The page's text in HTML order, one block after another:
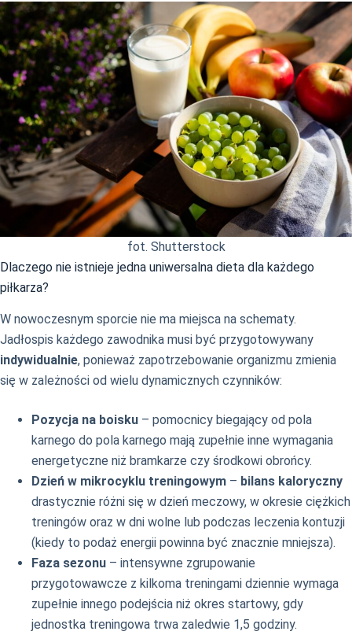
fot. Shutterstock
Dlaczego nie istnieje jedna uniwersalna dieta dla każdego
piłkarza?
W nowoczesnym sporcie nie ma miejsca na schematy.
Jadłospis każdego zawodnika musi być przygotowywany
indywidualnie, ponieważ zapotrzebowanie organizmu zmienia
się w zależności od wielu dynamicznych czynników:
Pozycja na boisku – pomocnicy biegający od pola
karnego do pola karnego mają zupełnie inne wymagania
energetyczne niż bramkarze czy środkowi obrońcy.
Dzień w mikrocyklu treningowym – bilans kaloryczny
drastycznie różni się w dzień meczowy, w okresie ciężkich
treningów oraz w dni wolne lub podczas leczenia kontuzji
(kiedy to podaż energii powinna być znacznie mniejsza).
Faza sezonu – intensywne zgrupowanie
przygotowawcze z kilkoma treningami dziennie wymaga
zupełnie innego podejścia niż okres startowy, gdy
jednostka treningowa trwa zaledwie 1,5 godziny.